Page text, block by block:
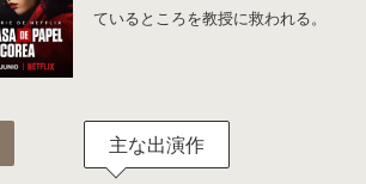
ているところを教授に救われる。
主な出演作